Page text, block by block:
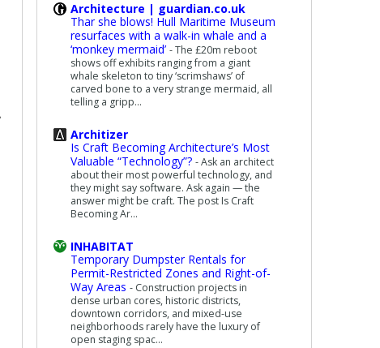
Architecture | guardian.co.uk
Thar she blows! Hull Maritime Museum
resurfaces with a walk-in whale and a
‘monkey mermaid’ -The £20m reboot
shows off exhibits ranging from a giant
whale skeleton to tiny ‘scrimshaws’ of
carved bone to a very strange mermaid, all
telling a gripp...
Architizer
Is Craft Becoming Architecture’s Most
Valuable “Technology”? -Ask an architect
about their most powerful technology, and
they might say software. Ask again — the
answer might be craft. The post Is Craft
Becoming Ar...
INHABITAT
Temporary Dumpster Rentals for
Permit-Restricted Zones and Right-of-
Way Areas - Construction projects in
dense urban cores, historic districts,
downtown corridors, and mixed-use
neighborhoods rarely have the luxury of
open staging spac...